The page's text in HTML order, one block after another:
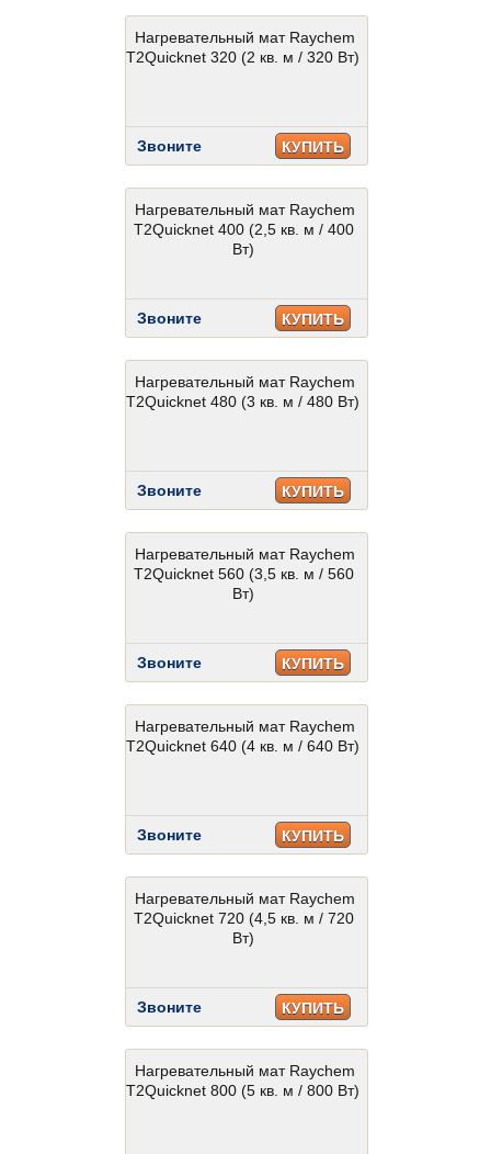
Нагревательный мат Raychem
T2Quicknet 320 (2 кв. м / 320 Вт)
Звоните КУПИТЬ
Нагревательный мат Raychem
T2Quicknet 400 (2,5 кв. м / 400
Вт)
Звоните КУПИТЬ
Нагревательный мат Raychem
T2Quicknet 480 (3 кв. м / 480 Вт)
Звоните КУПИТЬ
Нагревательный мат Raychem
T2Quicknet 560 (3,5 кв. м / 560
Вт)
Звоните КУПИТЬ
Нагревательный мат Raychem
T2Quicknet 640 (4 кв. м / 640 Вт)
Звоните КУПИТЬ
Нагревательный мат Raychem
T2Quicknet 720 (4,5 кв. м / 720
Вт)
Звоните КУПИТЬ
Нагревательный мат Raychem
T2Quicknet 800 (5 кв. м / 800 Вт)